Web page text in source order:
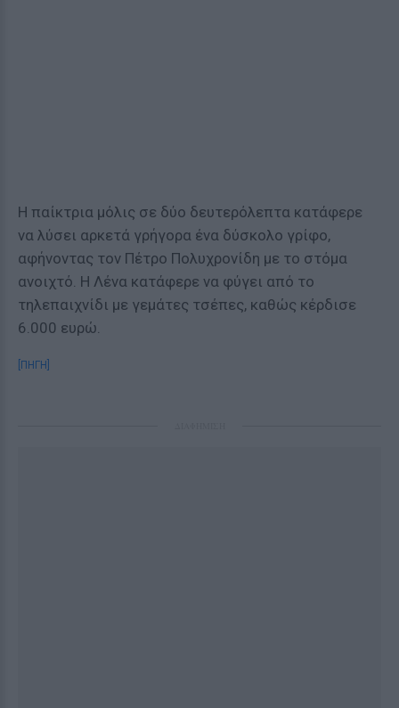
Η παίκτρια μόλις σε δύο δευτερόλεπτα κατάφερε
να λύσει αρκετά γρήγορα ένα δύσκολο γρίφο,
αφήνοντας τον Πέτρο Πολυχρονίδη με το στόμα
ανοιχτό. Η Λένα κατάφερε να φύγει από το
τηλεπαιχνίδι με γεμάτες τσέπες, καθώς κέρδισε
6.000 ευρώ.
[ΠΗΓΗ]